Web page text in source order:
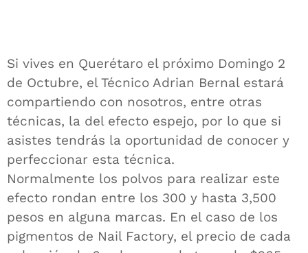
Si vives en Querétaro el próximo Domingo 2
de Octubre, el Técnico Adrian Bernal estará
compartiendo con nosotros, entre otras
técnicas, la del efecto espejo, por lo que si
asistes tendrás la oportunidad de conocer y
perfeccionar esta técnica.
Normalmente los polvos para realizar este
efecto rondan entre los 300 y hasta 3,500
pesos en alguna marcas. En el caso de los
pigmentos de Nail Factory, el precio de cada